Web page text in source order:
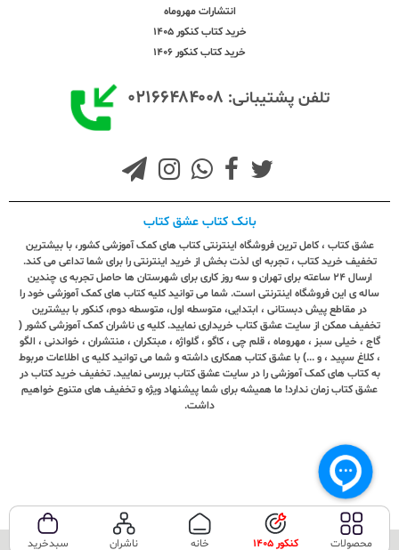
انتشارات مهروماه
خرید کتاب کنکور 1405
خرید کتاب کنکور 1406
تلفن پشتیبانی: ۰۲۱۶۶۴۸۴۰۰۸
بانک کتاب عشق کتاب
عشق کتاب ، کامل ترین فروشگاه اینترنتی کتاب های کمک آموزشی کشور، با بیشترین
تخفیف خرید کتاب ، تجربه ای لذت بخش از خرید اینترنتی را برای شما تداعی می کند.
ارسال ٢٤ ساعته برای تهران و سه روز کاری برای شهرستان ها حاصل تجربه ی چندین
ساله ی این فروشگاه اینترنتی است. شما می توانید کلیه کتاب های کمک آموزشی خود را
در مقاطع پیش دبستانی ، ابتدایی، متوسطه اول، متوسطه دوم، کنکور با بیشترین
تخفیف ممکن از سایت عشق کتاب خریداری نمایید. کلیه ی ناشران کمک آموزشی کشور (
گاج ، خیلی سبز ، مهروماه ، قلم چی ، کاگو ، گلواژه ، مبتکران ، منتشران ، خواندنی ، الگو
، کلاغ سپید ، و ...) با عشق کتاب همکاری داشته و شما می توانید کلیه ی اطلاعات مربوط
به کتاب های کمک آموزشی را در سایت عشق کتاب بررسی نمایید. تخفیف خرید کتاب در
عشق کتاب زمان ندارد! ما همیشه برای شما پیشنهاد ویژه و تخفیف های متنوع خواهیم
داشت.
تمامی حقوق این سایت متعلق به فروشگاه عشق کتاب می‌باشد. محصولات کنکور 1405 خانه ناشران سبدخرید